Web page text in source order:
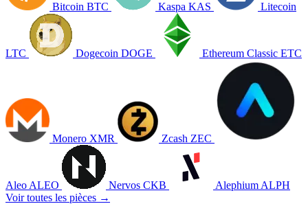
Bitcoin BTC Kaspa KAS Litecoin
LTC Dogecoin DOGE Ethereum Classic ETC
Monero XMR Zcash ZEC
Aleo ALEO Nervos CKB Alephium ALPH
Voir toutes les pièces →